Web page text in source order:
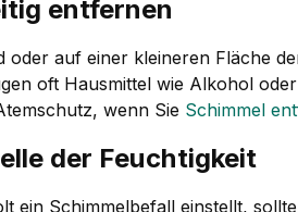
entfernen
oder auf einer kleineren Fläche
oft Hausmittel wie Alkohol
wenn Sie Schimmel
der Feuchtigkeit
ein Schimmelbefall einstellt,